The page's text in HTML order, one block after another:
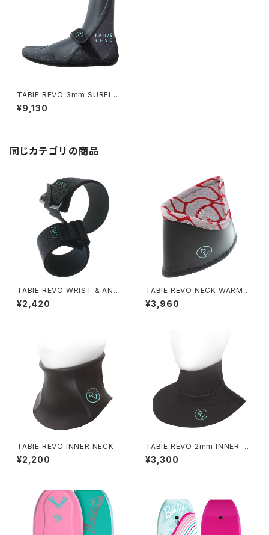
TABIE REVO 3mm SURFING
BOOTS
¥9,130
同じカテゴリの商品
TABIE REVO WRIST & ANKL
E BAND
¥2,420
TABIE REVO NECK WARME
R
¥3,960
TABIE REVO INNER NECK
¥2,200
TABIE REVO 2mm INNER N
ECK
¥3,300